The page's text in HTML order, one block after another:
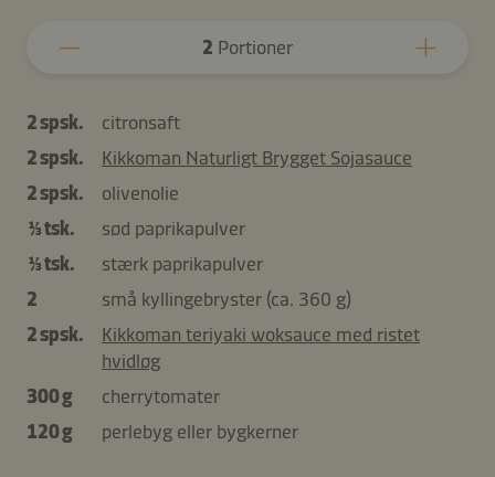
2 Portioner
2 spsk.
citronsaft
2 spsk.
Kikkoman Naturligt Brygget Sojasauce
2 spsk.
olivenolie
⅓ tsk.
sød paprikapulver
⅓ tsk.
stærk paprikapulver
2
små kyllingebryster (ca. 360 g)
2 spsk.
Kikkoman teriyaki woksauce med ristet
hvidløg
300 g
cherrytomater
120 g
perlebyg eller bygkerner